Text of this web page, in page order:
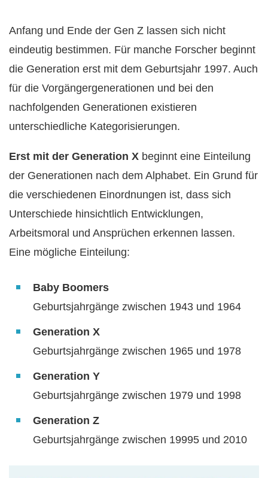
Anfang und Ende der Gen Z lassen sich nicht
eindeutig bestimmen. Für manche Forscher beginnt
die Generation erst mit dem Geburtsjahr 1997. Auch
für die Vorgängergenerationen und bei den
nachfolgenden Generationen existieren
unterschiedliche Kategorisierungen.
Erst mit der Generation X beginnt eine Einteilung
der Generationen nach dem Alphabet. Ein Grund für
die verschiedenen Einordnungen ist, dass sich
Unterschiede hinsichtlich Entwicklungen,
Arbeitsmoral und Ansprüchen erkennen lassen.
Eine mögliche Einteilung:
Baby Boomers
Geburtsjahrgänge zwischen 1943 und 1964
Generation X
Geburtsjahrgänge zwischen 1965 und 1978
Generation Y
Geburtsjahrgänge zwischen 1979 und 1998
Generation Z
Geburtsjahrgänge zwischen 19995 und 2010